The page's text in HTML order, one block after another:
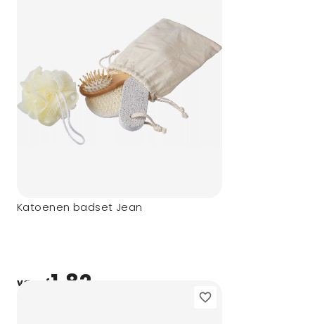
Katoenen badset Jean
vanaf1,82